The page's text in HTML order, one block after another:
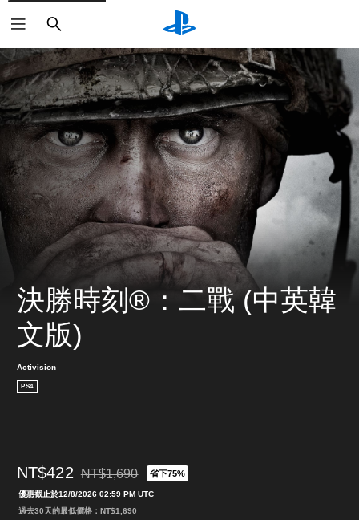
搜
尋
決勝時刻®：二戰 (中英韓
文版)
Activision
PS4
NT$422 折扣前原價為NT$1,690
NT$1,690 省下75%
優惠截止於12/8/2026 02:59 PM UTC
過去30天的最低價格：NT$1,690